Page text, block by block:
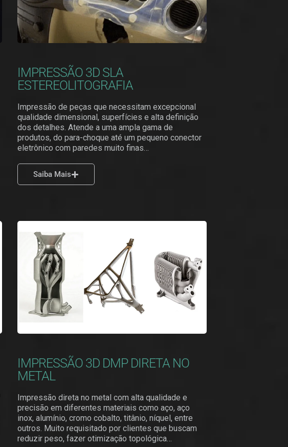
IMPRESSÃO 3D SLA
ESTEREOLITOGRAFIA
Impressão de peças que necessitam excepcional
qualidade dimensional, superfícies e alta definição
dos detalhes. Atende a uma ampla gama de
produtos, do para-choque até um pequeno conector
eletrônico com paredes muito finas…
Saiba Mais
IMPRESSÃO 3D DMP DIRETA NO
METAL
Impressão direta no metal com alta qualidade e
precisão em diferentes materiais como aço, aço
inox, alumínio, cromo cobalto, titânio, níquel, entre
outros. Muito requisitado por clientes que buscam
reduzir peso, fazer otimização topológica…